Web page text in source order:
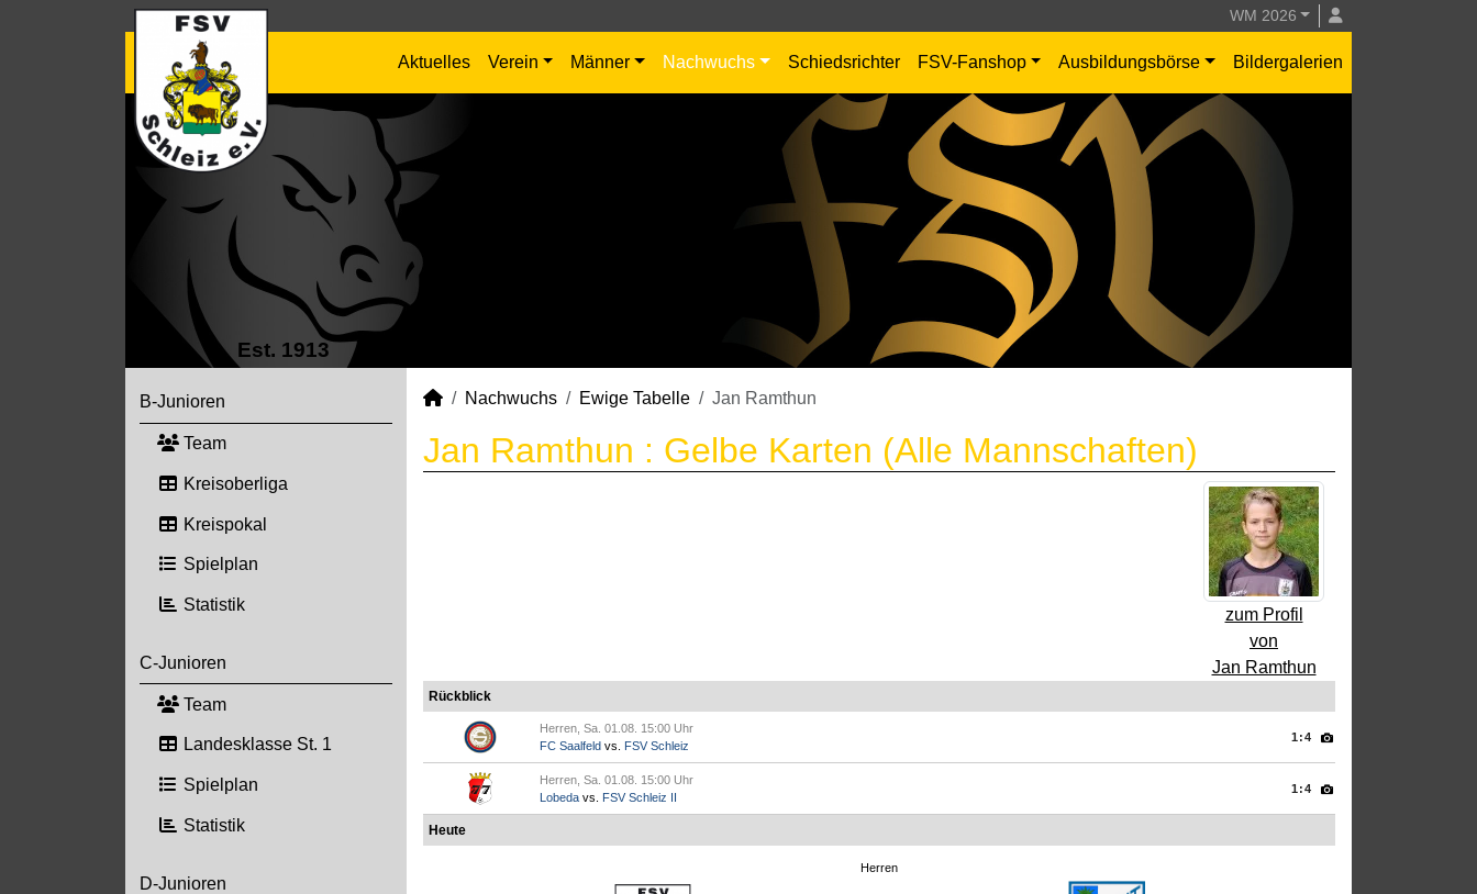
WM 2026
Aktuelles Verein Männer Nachwuchs Schiedsrichter FSV-Fanshop Ausbildungsbörse Bildergalerien
Est. 1913
B-Junioren
Team
Kreisoberliga
Kreispokal
Spielplan
Statistik
C-Junioren
Team
Landesklasse St. 1
Spielplan
Statistik
D-Junioren
Nachwuchs Ewige Tabelle Jan Ramthun
Jan Ramthun : Gelbe Karten (Alle Mannschaften)
zum Profil
von
Jan Ramthun
Rückblick
Herren, Sa. 01.08. 15:00 Uhr
FC Saalfeld vs. FSV Schleiz
1:4
Herren, Sa. 01.08. 15:00 Uhr
Lobeda vs. FSV Schleiz II
1:4
Heute
Herren